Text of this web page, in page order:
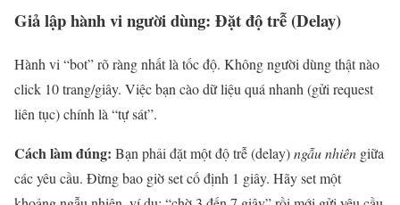
Giả lập hành vi người dùng: Đặt độ trễ (Delay)
Hành vi “bot” rõ ràng nhất là tốc độ. Không người dùng thật nào
click 10 trang/giây. Việc bạn cào dữ liệu quá nhanh (gửi request
liên tục) chính là “tự sát”.
Cách làm đúng: Bạn phải đặt một độ trễ (delay)ngẫu nhiên giữa
các yêu cầu. Đừng bao giờ set cố định 1 giây. Hãy set một